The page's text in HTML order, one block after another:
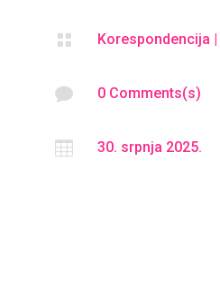
 Korespondencija
 0 Comments(s)
 30. srpnja 2025.